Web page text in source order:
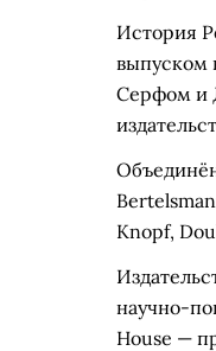
История
выпуском
Серфом и
Knopf,
научно-
House —